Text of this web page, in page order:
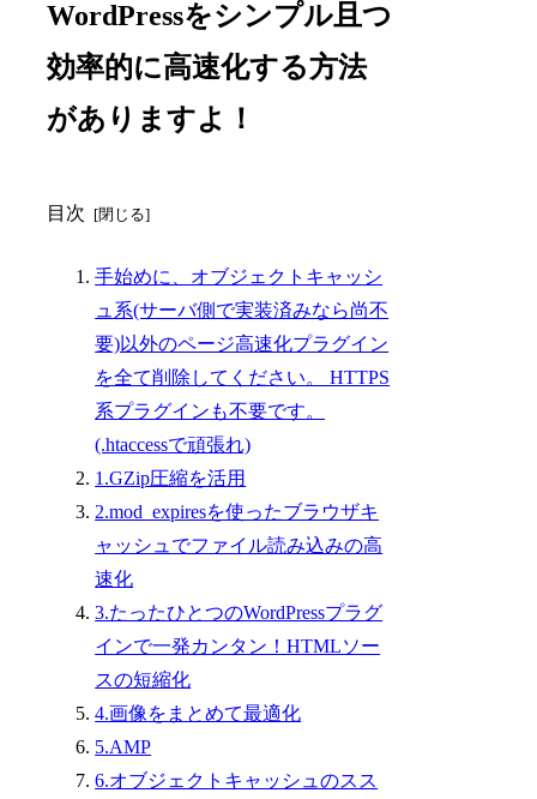
WordPressをシンプル且つ
効率的に高速化する方法
がありますよ！
目次
手始めに、オブジェクトキャッシ
ュ系(サーバ側で実装済みなら尚不
要)以外のページ高速化プラグイン
を全て削除してください。 HTTPS
系プラグインも不要です。
(.htaccessで頑張れ)
1.GZip圧縮を活用
2.mod_expiresを使ったブラウザキ
ャッシュでファイル読み込みの高
速化
3.たったひとつのWordPressプラグ
インで一発カンタン！HTMLソー
スの短縮化
4.画像をまとめて最適化
5.AMP
6.オブジェクトキャッシュのスス